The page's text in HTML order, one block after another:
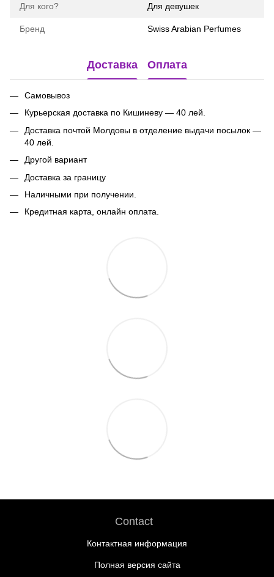
Для кого? Для девушек
Бренд Swiss Arabian Perfumes
Доставка Оплата
Самовывоз
Курьерская доставка по Кишиневу — 40 лей.
Доставка почтой Молдовы в отделение выдачи посылок —
40 лей.
Другой вариант
Доставка за границу
Наличными при получении.
Кредитная карта, онлайн оплата.
Contact
Контактная информация
Полная версия сайта